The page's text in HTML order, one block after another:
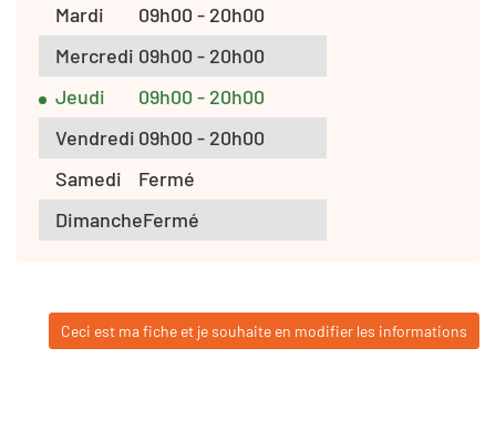
Mardi
09h00 - 20h00
Mercredi 09h00 - 20h00
Jeudi
09h00 - 20h00
Vendredi 09h00 - 20h00
Samedi
Fermé
DimancheFermé
Ceci est ma fiche et je souhaite en modifier les informations